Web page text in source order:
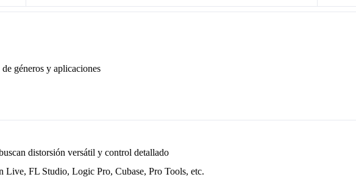
géneros y aplicaciones
distorsión versátil y control detallado
FL Studio, Logic Pro, Cubase, Pro Tools, etc.